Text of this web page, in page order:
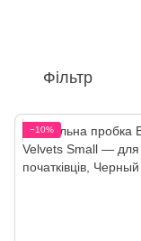
Фільтр
−10%